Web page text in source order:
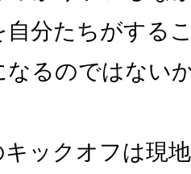
自分たちがする
なるのではない
ックオフは現